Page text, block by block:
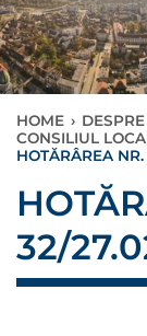
HOME ›
CONSILIUL
HOTĂRÂREA
32/